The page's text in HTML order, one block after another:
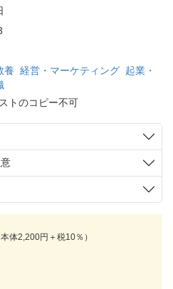
養 経営・マーケティング 起業・
トのコピー不可
本体2,200円＋税10％）